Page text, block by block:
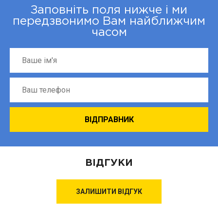
Заповніть поля нижче і ми
передзвонимо Вам найближчим
часом
ВІДГУКИ
ЗАЛИШИТИ ВІДГУК